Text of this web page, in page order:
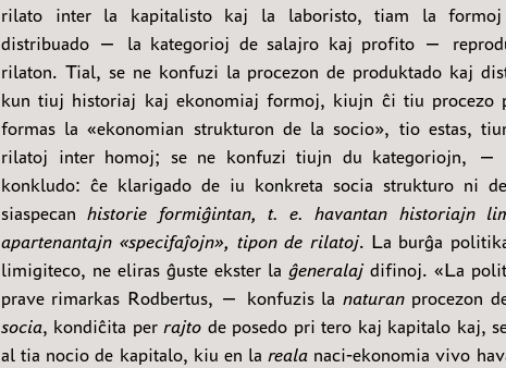
rilato inter la kapitalisto kaj la laboristo, tiam la formoj
distribuado — la kategorioj de salajro kaj profito —
rilaton. Tial, se ne konfuzi la procezon de produktado kaj
kun tiuj historiaj kaj ekonomiaj formoj, kiujn ĉi tiu procezo
formas la «ekonomian strukturon de la socio», tio estas,
rilatoj inter homoj; se ne konfuzi tiujn du kategoriojn, —
konkludo: ĉe klarigado de iu konkreta socia strukturo ni
siaspecanhistorie formiĝintan, t. e. havantan historiajn
apartenantajn «specifaĵojn», tipon de rilatoj. La burĝa
limigiteco, ne eliras ĝuste ekster la ĝeneralajdifinoj. «La
prave rimarkas Rodbertus, — konfuzis la naturanprocezon
socia, kondiĉita perrajto de posedo pri tero kaj kapitalo kaj,
al tia nocio de kapitalo, kiu en lareala naci-ekonomia vivo